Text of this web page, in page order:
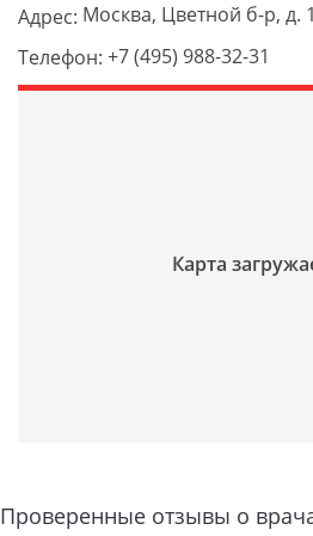
Адрес: Москва, Цветной б-р, д.
Телефон: +7 (495) 988-32-31
Проверенные отзывы о